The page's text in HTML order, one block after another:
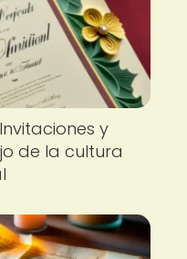
y
de la cultura